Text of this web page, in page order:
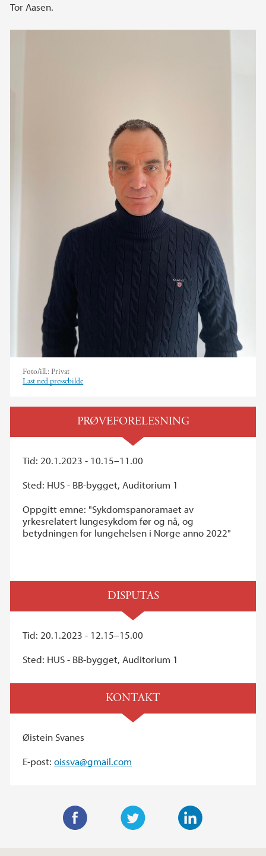
Tor Aasen.
Foto/ill.: Privat
Last ned pressebilde
PRØVEFORELESNING
Tid: 20.1.2023 - 10.15–11.00
Sted: HUS - BB-bygget, Auditorium 1
Oppgitt emne: "Sykdomspanoramaet av
yrkesrelatert lungesykdom før og nå, og
betydningen for lungehelsen i Norge anno 2022"
DISPUTAS
Tid: 20.1.2023 - 12.15–15.00
Sted: HUS - BB-bygget, Auditorium 1
KONTAKT
Øistein Svanes
E-post:oissva@gmail.com